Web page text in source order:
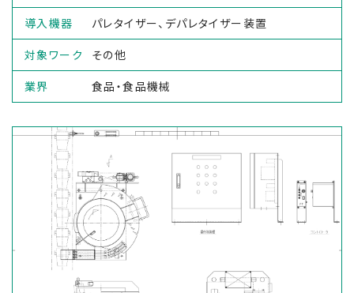
導入機器
パレタイザー、デパレタイザー装置
対象ワーク
その他
業界
食品・食品機械